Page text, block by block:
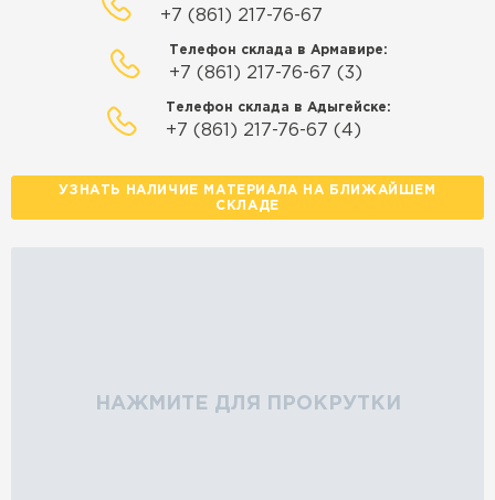
+7 (861) 217-76-67
Телефон склада в Армавире:
+7 (861) 217-76-67 (3)
Телефон склада в Адыгейске:
+7 (861) 217-76-67 (4)
УЗНАТЬ НАЛИЧИЕ МАТЕРИАЛА НА БЛИЖАЙШЕМ
СКЛАДЕ
НАЖМИТЕ ДЛЯ ПРОКРУТКИ